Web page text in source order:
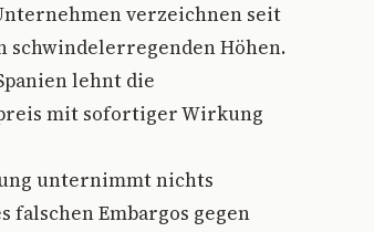
verzeichnen seit
schwindelerregenden Höhen.
lehnt die
mit sofortiger Wirkung
unternimmt nichts
falschen Embargos gegen